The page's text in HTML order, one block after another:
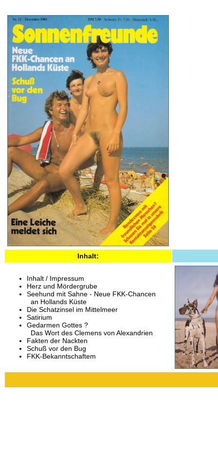
Inhalt:
Inhalt / Impressum
Herz und Mördergrube
Seehund mit Sahne - Neue FKK-Chancen
an Hollands Küste
Die Schatzinsel im Mittelmeer
Satirium
Gedarmen Gottes ?
Das Wort des Clemens von Alexandrien
Fakten der Nackten
Schuß vor den Bug
FKK-Bekanntschaftem